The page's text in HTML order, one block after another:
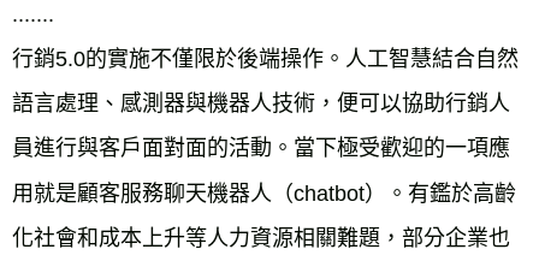
.......
行銷5.0的實施不僅限於後端操作。人工智慧結合自然
語言處理、感測器與機器人技術，便可以協助行銷人
員進行與客戶面對面的活動。當下極受歡迎的一項應
用就是顧客服務聊天機器人（chatbot）。有鑑於高齡
化社會和成本上升等人力資源相關難題，部分企業也